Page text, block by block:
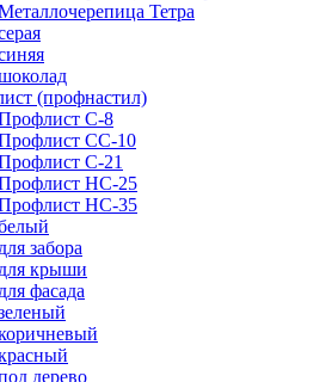
Тетра
(профнастил)
С-8
СС-10
C-21
НС-25
НС-35
для забора
для крыши
для фасада
дерево